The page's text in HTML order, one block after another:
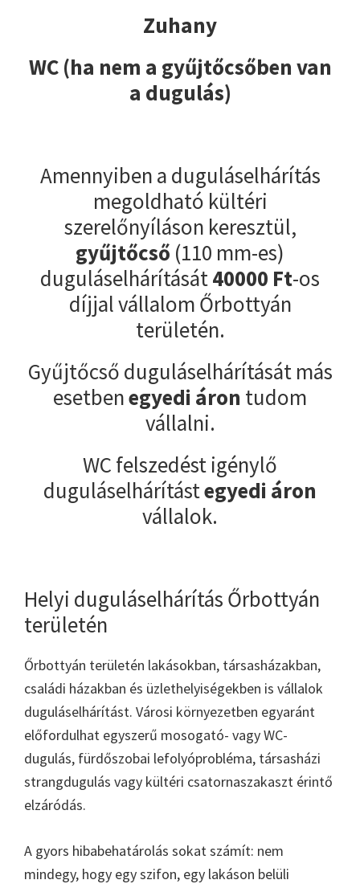
Zuhany
WC (ha nem a gyűjtőcsőben van
a dugulás)
Amennyiben a duguláselhárítás
megoldható kültéri
szerelőnyíláson keresztül,
gyűjtőcső (110 mm-es)
duguláselhárítását40000 Ft-os
díjjal vállalom Őrbottyán
területén.
Gyűjtőcső duguláselhárítását más
esetbenegyedi áron tudom
vállalni.
WC felszedést igénylő
duguláselhárítástegyedi áron
vállalok.
Helyi duguláselhárítás Őrbottyán
területén
Őrbottyán területén lakásokban, társasházakban,
családi házakban és üzlethelyiségekben is vállalok
duguláselhárítást. Városi környezetben egyaránt
előfordulhat egyszerű mosogató- vagy WC-
dugulás, fürdőszobai lefolyóprobléma, társasházi
strangdugulás vagy kültéri csatornaszakaszt érintő
elzáródás.
A gyors hibabehatárolás sokat számít: nem
mindegy, hogy egy szifon, egy lakáson belüli